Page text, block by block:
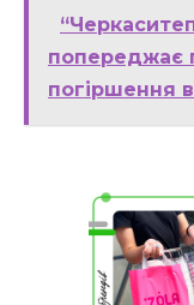
попереджає
погіршення